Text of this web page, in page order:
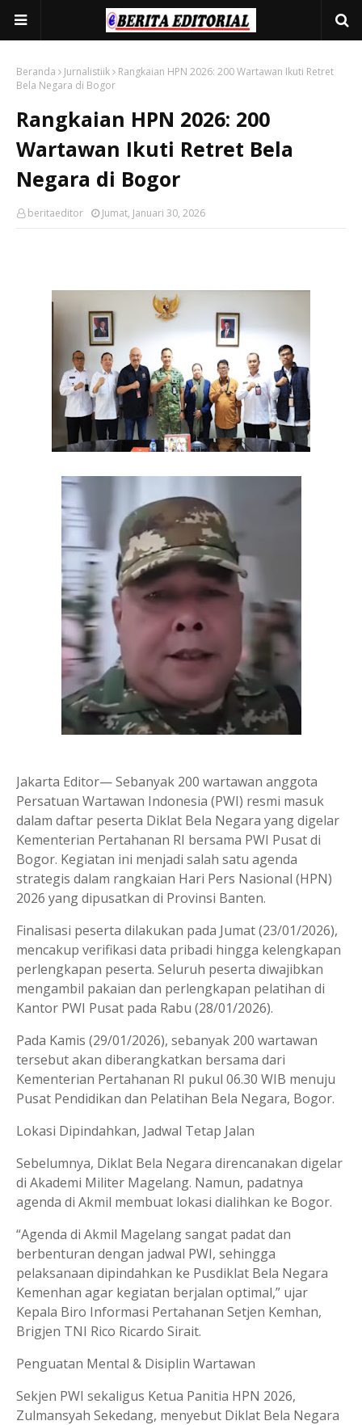
Beranda Jurnalistiik
Rangkaian HPN 2026: 200 Wartawan Ikuti Retret
Bela Negara di Bogor
Rangkaian HPN 2026: 200
Wartawan Ikuti Retret Bela
Negara di Bogor
beritaeditor Jumat, Januari 30, 2026
Jakarta Editor— Sebanyak 200 wartawan anggota
Persatuan Wartawan Indonesia (PWI) resmi masuk
dalam daftar peserta Diklat Bela Negara yang digelar
Kementerian Pertahanan RI bersama PWI Pusat di
Bogor. Kegiatan ini menjadi salah satu agenda
strategis dalam rangkaian Hari Pers Nasional (HPN)
2026 yang dipusatkan di Provinsi Banten.
Finalisasi peserta dilakukan pada Jumat (23/01/2026),
mencakup verifikasi data pribadi hingga kelengkapan
perlengkapan peserta. Seluruh peserta diwajibkan
mengambil pakaian dan perlengkapan pelatihan di
Kantor PWI Pusat pada Rabu (28/01/2026).
Pada Kamis (29/01/2026), sebanyak 200 wartawan
tersebut akan diberangkatkan bersama dari
Kementerian Pertahanan RI pukul 06.30 WIB menuju
Pusat Pendidikan dan Pelatihan Bela Negara, Bogor.
Lokasi Dipindahkan, Jadwal Tetap Jalan
Sebelumnya, Diklat Bela Negara direncanakan digelar
di Akademi Militer Magelang. Namun, padatnya
agenda di Akmil membuat lokasi dialihkan ke Bogor.
“Agenda di Akmil Magelang sangat padat dan
berbenturan dengan jadwal PWI, sehingga
pelaksanaan dipindahkan ke Pusdiklat Bela Negara
Kemenhan agar kegiatan berjalan optimal,” ujar
Kepala Biro Informasi Pertahanan Setjen Kemhan,
Brigjen TNI Rico Ricardo Sirait.
Penguatan Mental & Disiplin Wartawan
Sekjen PWI sekaligus Ketua Panitia HPN 2026,
Zulmansyah Sekedang, menyebut Diklat Bela Negara